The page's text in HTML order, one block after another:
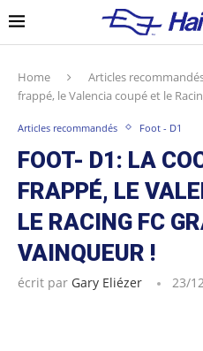
Home Articles
frappé, le Valencia coupé et le
Articles recommandés Foot - D1
FOOT- D1: LA
FRAPPÉ, LE
LE RACING FC
VAINQUEUR !
écrit par Gary Eliézer 23/